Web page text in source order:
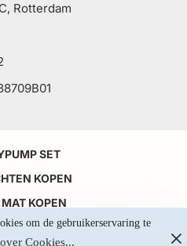
om de gebruikerservaring te
Cookies...
Rotterdam
SET
KOPEN
KOPEN